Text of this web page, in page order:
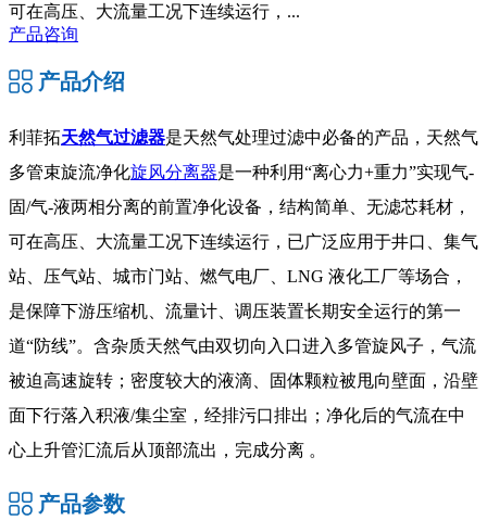
可在高压、大流量工况下连续运行，...
产品咨询
产品介绍
利菲拓天然气过滤器是天然气处理过滤中必备的产品， 天然气
多管束旋流净化旋风分离器是一种利用“离心力+重力”实现气-
固/气-液两相分离的前置净化设备，结构简单、无滤芯耗材，
可在高压、大流量工况下连续运行，已广泛应用于井口、集气
站、压气站、城市门站、燃气电厂、LNG 液化工厂等场合，
是保障下游压缩机、流量计、调压装置长期安全运行的第一
道“防线”。含杂质天然气由双切向入口进入多管旋风子，气流
被迫高速旋转；密度较大的液滴、固体颗粒被甩向壁面，沿壁
面下行落入积液/集尘室，经排污口排出；净化后的气流在中
心上升管汇流后从顶部流出，完成分离 。
产品参数